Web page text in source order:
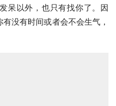
呆以外，也只有找你了。因
没有时间或者会不会生气，